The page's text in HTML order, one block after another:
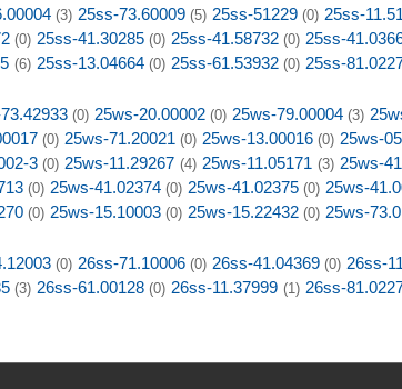
(3) 25ss-73.60009 (5) 25ss-51229 (0) 25ss-
(0) 25ss-41.30285 (0) 25ss-41.58732 (0) 25ss-
(6) 25ss-13.04664 (0) 25ss-61.53932 (0) 25ss-
(0) 25ws-20.00002 (0) 25ws-79.00004 (3)
(0) 25ws-71.20021 (0) 25ws-13.00016 (0) 25ws-
3 (0) 25ws-11.29267 (4) 25ws-11.05171 (3) 25ws-
(0) 25ws-41.02374 (0) 25ws-41.02375 (0) 25ws-
(0) 25ws-15.10003 (0) 25ws-15.22432 (0) 25ws-
(0) 26ss-71.10006 (0) 26ss-41.04369 (0) 26ss-
(3) 26ss-61.00128 (0) 26ss-11.37999 (1) 26ss-